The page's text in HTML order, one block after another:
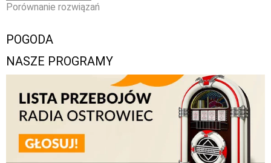
Porównanie rozwiązań
POGODA
NASZE PROGRAMY